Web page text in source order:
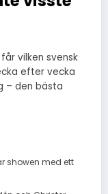
vilken svensk
efter vecka
– den bästa
showen med ett